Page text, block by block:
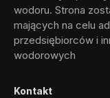
wodoru. Strona
mających na celu
przedsiębiorców i
wodorowych
Kontakt